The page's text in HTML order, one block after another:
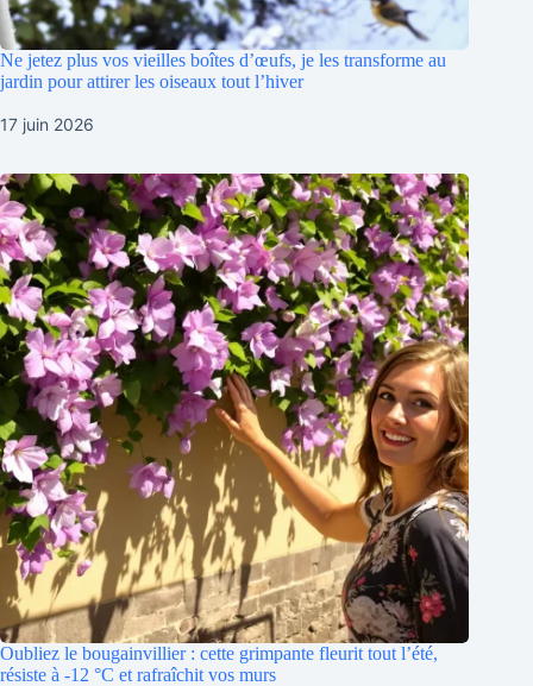
Ne jetez plus vos vieilles boîtes d’œufs, je les transforme au
jardin pour attirer les oiseaux tout l’hiver
17 juin 2026
Oubliez le bougainvillier : cette grimpante fleurit tout l’été,
résiste à -12 °C et rafraîchit vos murs